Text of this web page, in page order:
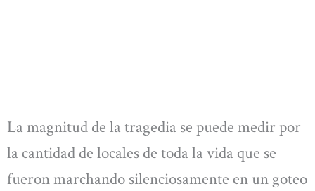
La magnitud de la tragedia se puede medir por
la cantidad de locales de toda la vida que se
fueron marchando silenciosamente en un goteo